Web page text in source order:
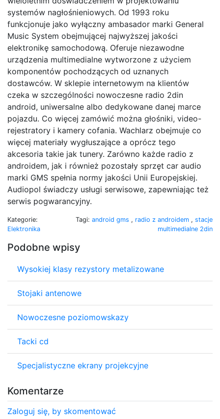
systemów nagłośnieniowych. Od 1993 roku
funkcjonuje jako wyłączny ambasador marki General
Music System obejmującej najwyższej jakości
elektronikę samochodową. Oferuje niezawodne
urządzenia multimedialne wytworzone z użyciem
komponentów pochodzących od uznanych
dostawców. W sklepie internetowym na klientów
czeka w szczególności nowoczesne radio 2din
android, uniwersalne albo dedykowane danej marce
pojazdu. Co więcej zamówić można głośniki, video-
rejestratory i kamery cofania. Wachlarz obejmuje co
więcej materiały wygłuszające a oprócz tego
akcesoria takie jak tunery. Zarówno każde radio z
androidem, jak i również pozostały sprzęt car audio
marki GMS spełnia normy jakości Unii Europejskiej.
Audiopol świadczy usługi serwisowe, zapewniając też
serwis pogwarancyjny.
Kategorie:
Elektronika
Tagi: android gms , radio z androidem , stacje
multimedialne 2din
Podobne wpisy
Wysokiej klasy rezystory metalizowane
Stojaki antenowe
Nowoczesne poziomowskazy
Tacki cd
Specjalistyczne ekrany projekcyjne
Komentarze
Zaloguj się, by skomentować